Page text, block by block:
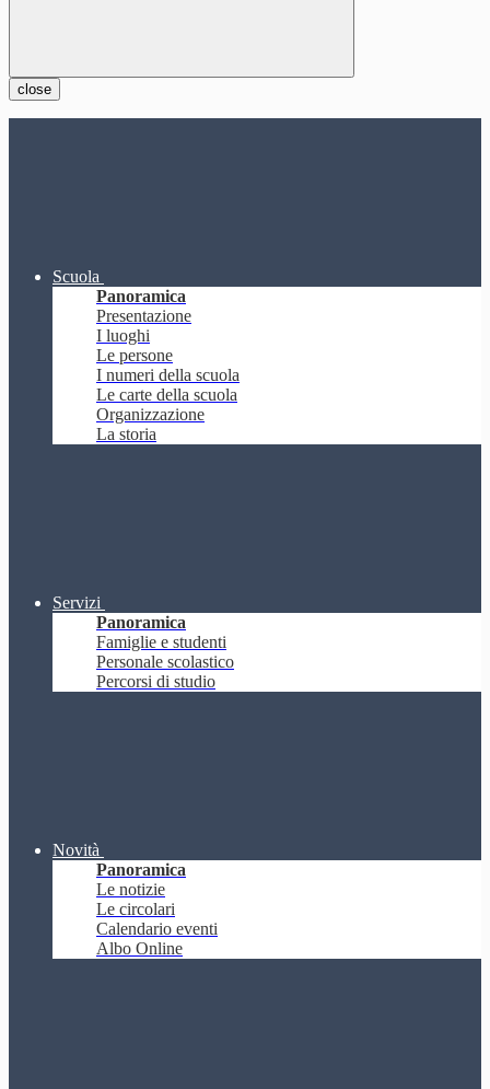
close
Scuola
Panoramica
Presentazione
I luoghi
Le persone
I numeri della scuola
Le carte della scuola
Organizzazione
La storia
Servizi
Panoramica
Famiglie e studenti
Personale scolastico
Percorsi di studio
Novità
Panoramica
Le notizie
Le circolari
Calendario eventi
Albo Online